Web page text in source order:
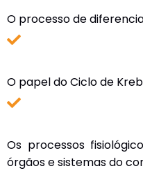
O processo de
O papel do Ciclo de
Os processos
órgãos e sistemas do